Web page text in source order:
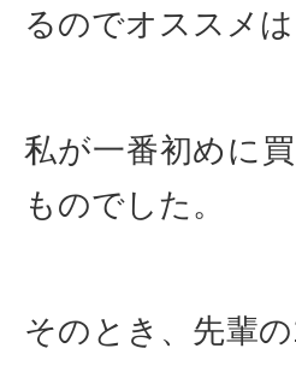
るのでオススメは
私が一番初めに
ものでした。
そのとき、先輩